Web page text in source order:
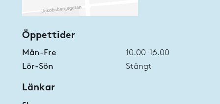
Öppettider
Mån-Fre
10.00-16.00
Lör-Sön
Stängt
Länkar